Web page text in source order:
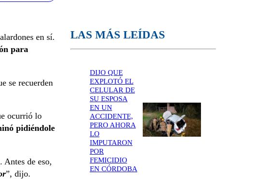
en sí.
para
se recuerden
ocurrió lo
pidiéndole
. Antes de eso,
”, dijo.
LAS MÁS LEÍDAS
DIJO QUE
EXPLOTÓ EL
CELULAR DE
SU ESPOSA
EN UN
ACCIDENTE,
PERO AHORA
LO
IMPUTARON
POR
FEMICIDIO
EN CÓRDOBA